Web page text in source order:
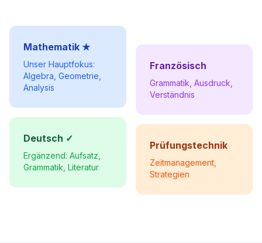
Mathematik ★
Unser Hauptfokus:
Algebra, Geometrie,
Analysis
Deutsch ✓
Ergänzend: Aufsatz,
Grammatik, Literatur
Französisch
Grammatik, Ausdruck,
Verständnis
Prüfungstechnik
Zeitmanagement,
Strategien